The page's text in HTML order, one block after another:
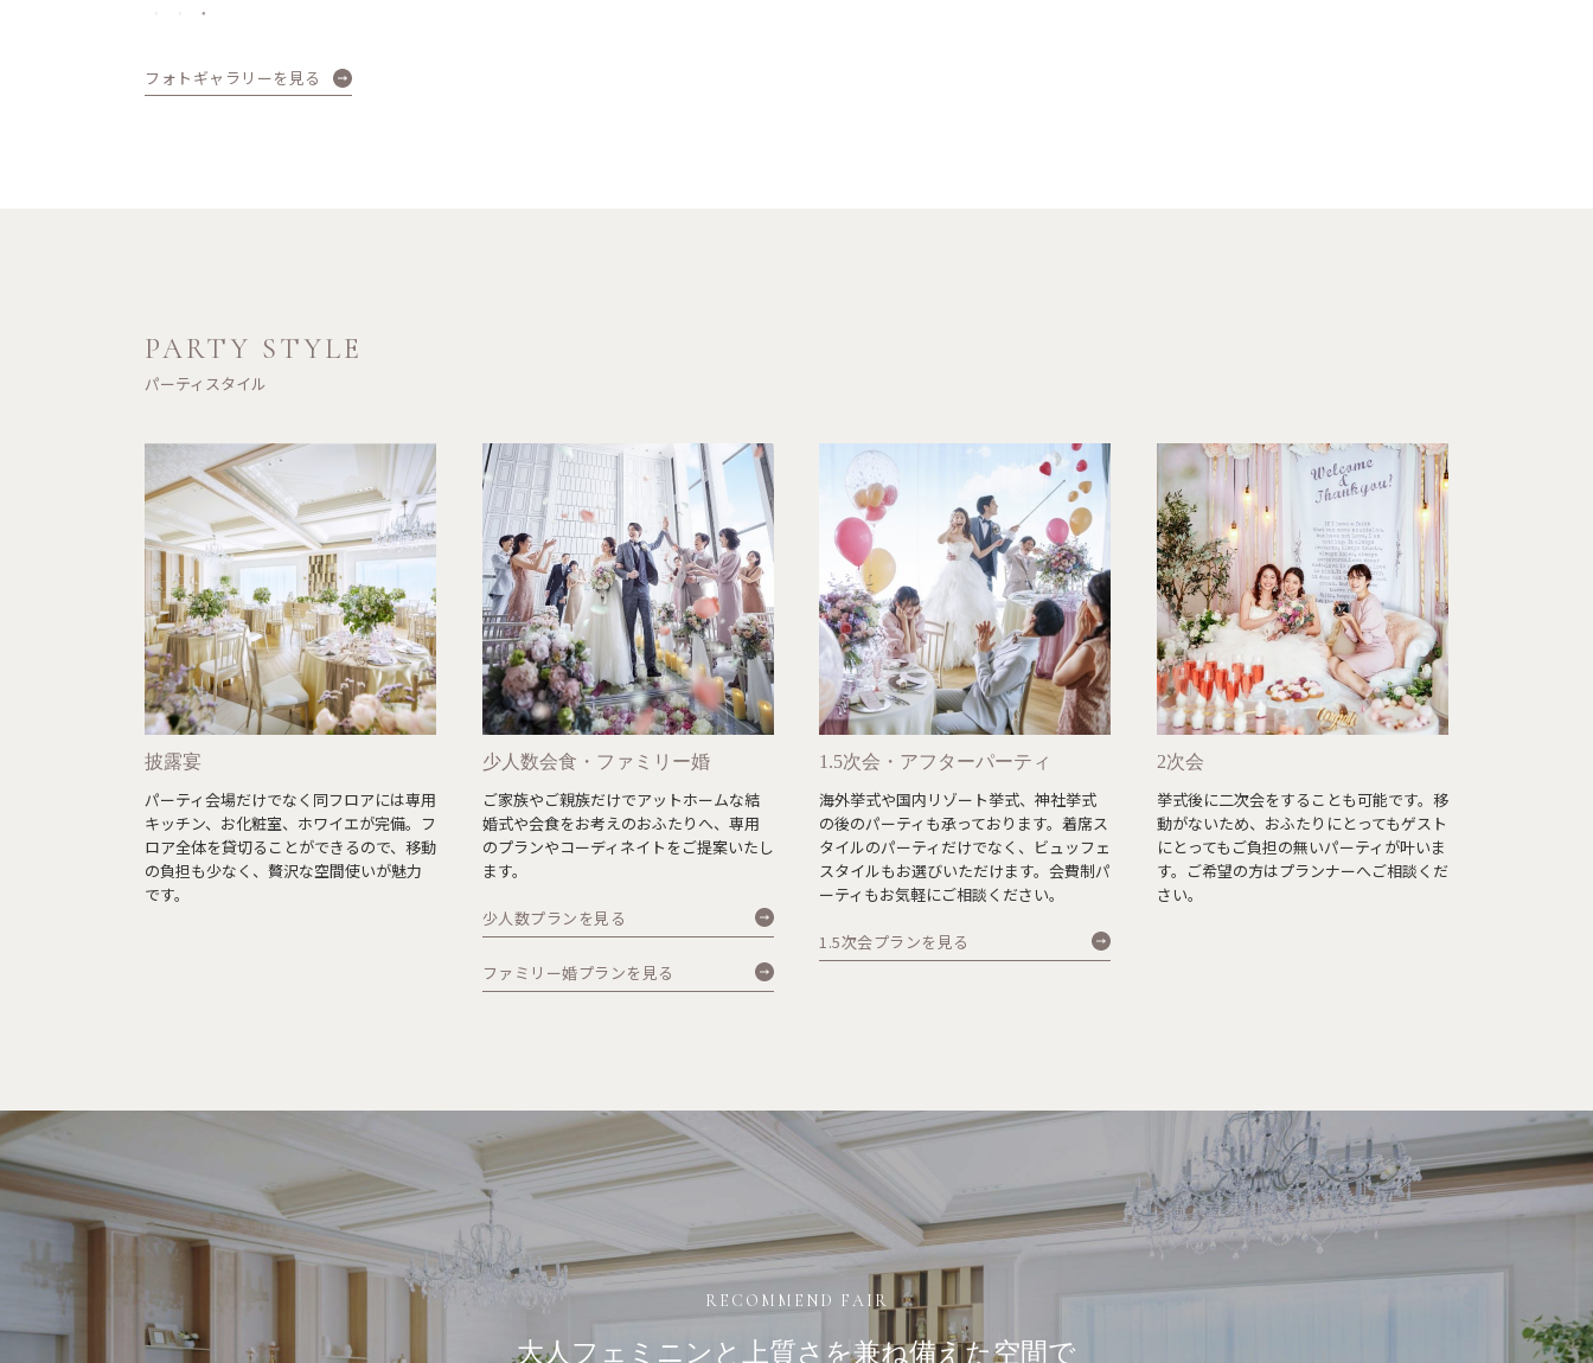
フォトギャラリーを見る
PARTY STYLE
パーティスタイル
披露宴
パーティ会場だけでなく同フロアには専用
キッチン、お化粧室、ホワイエが完備。フ
ロア全体を貸切ることができるので、移動
の負担も少なく、贅沢な空間使いが魅力
です。
少人数会食・ファミリー婚
ご家族やご親族だけでアットホームな結
婚式や会食をお考えのおふたりへ、専用
のプランやコーディネイトをご提案いたし
ます。
少人数プランを見る
ファミリー婚プランを見る
1.5次会・アフターパーティ
海外挙式や国内リゾート挙式、神社挙式
の後のパーティも承っております。着席ス
タイルのパーティだけでなく、ビュッフェ
スタイルもお選びいただけます。会費制パ
ーティもお気軽にご相談ください。
1.5次会プランを見る
2次会
挙式後に二次会をすることも可能です。移
動がないため、おふたりにとってもゲスト
にとってもご負担の無いパーティが叶いま
す。ご希望の方はプランナーへご相談くだ
さい。
RECOMMEND FAIR
大人フェミニンと上質さを兼ね備えた空間で